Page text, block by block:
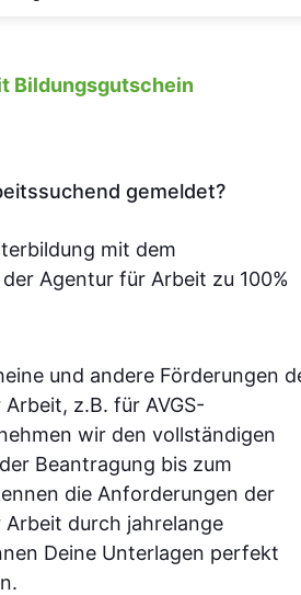
Bildungsgutschein
gemeldet?
mit dem
Agentur für Arbeit zu 100%
und andere Förderungen
z.B. für AVGS-
wir den vollständigen
Beantragung bis zum
die Anforderungen der
durch jahrelange
Deine Unterlagen perfekt